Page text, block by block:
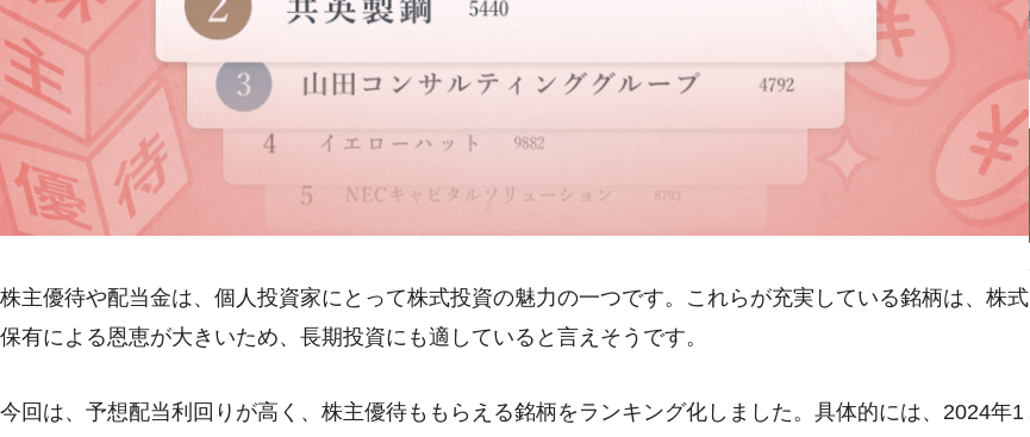
株主優待や配当金は、個人投資家にとって株式投資の魅力の一つです。これらが充実している銘柄は、株式
保有による恩恵が大きいため、長期投資にも適していると言えそうです。
今回は、予想配当利回りが高く、株主優待ももらえる銘柄をランキング化しました。具体的には、2024年1